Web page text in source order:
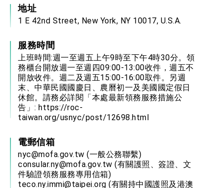
地址
1 E 42nd Street, New York, NY 10017, U.S.A.
服務時間
上班時間:週一至週五上午9時至下午4時30分。領
務櫃台開放週一至週四09:00-13:00收件，週五不
開放收件。週二及週五15:00-16:00取件。另週
末、中華民國國慶日、農曆初一及美國國定假日
休館。請務必詳閱「本處最新領務服務措施公
告」: https://roc-
taiwan.org/usnyc/post/12698.html
電郵信箱
nyc@mofa.gov.tw (一般公務聯繫)
consular.ny@mofa.gov.tw (有關護照、簽證、文
件驗證領務服務專用信箱)
teco.ny.immi@taipei.org (有關持中國護照及港澳